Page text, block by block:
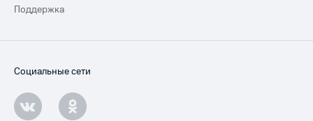
Поддержка
Социальные сети